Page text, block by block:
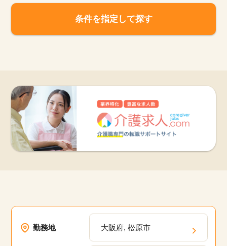
サイトの使い方
就職サポート
条件を指定して探す
勤務地 大阪府, 松原市